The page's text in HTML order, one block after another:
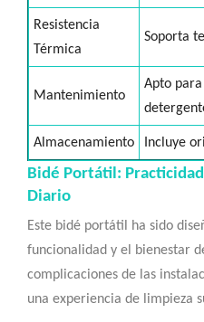
Resistencia
Térmica
Soporta
Mantenimiento
Apto
Almacenamiento Incluye
Bidé Portátil:
Diario
Este bidé portátil ha sido
funcionalidad y el bienestar
complicaciones de las
una experiencia de limpieza